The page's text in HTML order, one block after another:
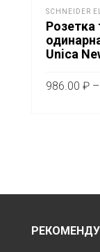
SCHNEIDER
Розетка
Unica
986.00 ₽ –